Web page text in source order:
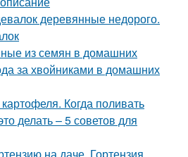
деревянные недорого.
из семян в домашних
за хвойниками в домашних
Когда поливать
делать – 5 советов для